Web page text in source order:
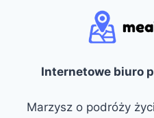
Internetowe biuro
Marzysz o podróży